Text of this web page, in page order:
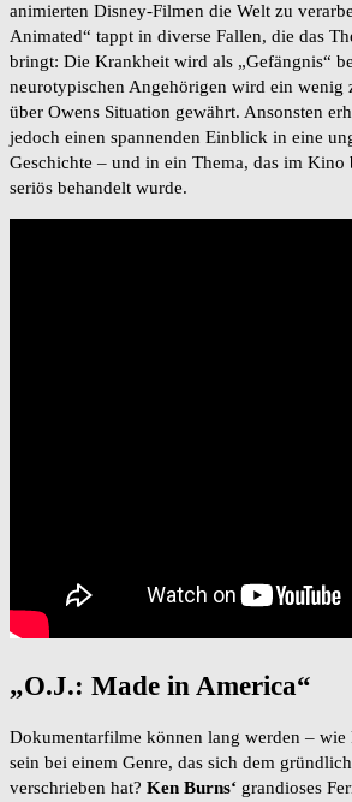
animierten Disney-Filmen die Welt zu
Animated“ tappt in diverse Fallen, die das
bringt: Die Krankheit wird als „Gefängnis“
neurotypischen Angehörigen wird ein wenig
über Owens Situation gewährt. Ansonsten
jedoch einen spannenden Einblick in eine
Geschichte – und in ein Thema, das im Kino
seriös behandelt wurde.
„O.J.: Made in America“
Dokumentarfilme können lang werden – wie
sein bei einem Genre, das sich dem
verschrieben hat? Ken Burns‘ grandioses